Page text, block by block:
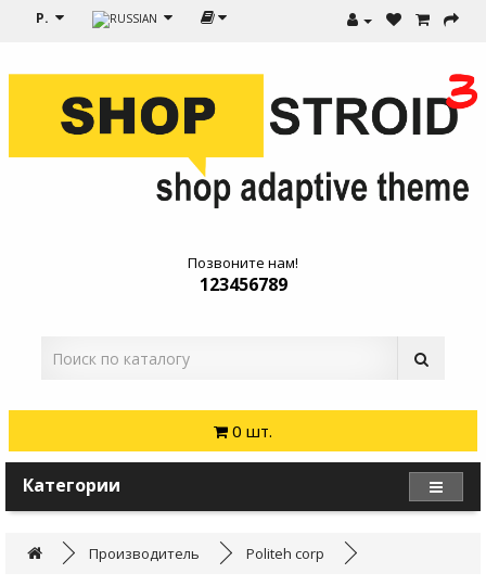
Р.
Позвоните нам!
123456789
0 шт.
Категории
Производитель Politeh corp